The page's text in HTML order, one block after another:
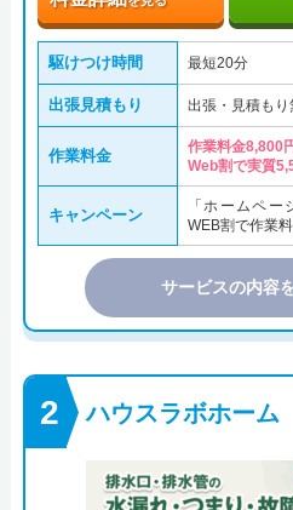
駆けつけ時間 最短20分
出張見積もり 出張・見積もり
作業料金
作業料金8,800
Web割で実質
キャンペーン
「ホームペー
WEB割で作業
サービスの内容
ハウスラボホーム